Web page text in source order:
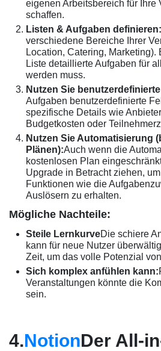
eigenen Arbeitsbereich für Ihre
schaffen.
Listen & Aufgaben definieren:
verschiedene Bereiche Ihrer
Location, Catering,
Liste detaillierte Aufgaben für
werden muss.
Nutzen Sie
Aufgaben benutzerdefinierte
spezifische Details wie
Budgetkosten oder
Nutzen Sie Automatisierung
Plänen):Auch wenn die
kostenlosen Plan
Upgrade in Betracht ziehen,
Funktionen wie die
Auslösern zu erhalten.
Mögliche Nachteile:
Steile LernkurveDie schiere
kann für neue Nutzer
Zeit, um das volle Potenzial
Sich komplex anfühlen kann:
Veranstaltungen könnte die
sein.
4.NotionDer All-